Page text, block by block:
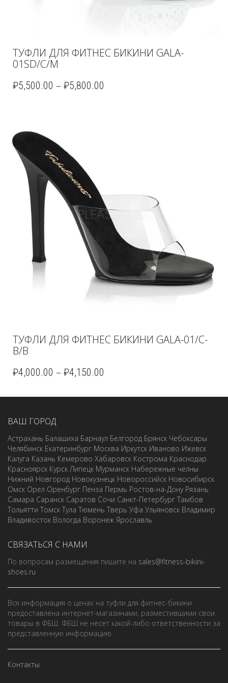
ТУФЛИ ДЛЯ ФИТНЕС БИКИНИ GALA-
01SD/C/M
₽5,500.00 – ₽5,800.00
ТУФЛИ ДЛЯ ФИТНЕС БИКИНИ GALA-01/C-
B/B
₽4,000.00 – ₽4,150.00
ВАШ ГОРОД
Астрахань Балашиха Барнаул Белгород Брянск Чебоксары
Челябинск Екатеринбург Москва Иркутск Иваново Ижевск
Калуга Казань Кемерово Хабаровск Кострома Краснодар
Красноярск Курск Липецк Мурманск Набережные челны
Нижний Новгород Новокузнецк Новороссийск Новосибирск
Омск Орел Оренбург Пенза Пермь Ростов-на-Дону Рязань
Самара Саранск Саратов Сочи Санкт-Петербург Тамбов
Тольятти Томск Тула Тюмень Тверь Уфа Ульяновск Владимир
Владивосток Вологда Воронеж Ярославль
СВЯЗАТЬСЯ С НАМИ
По вопросам размещения пишите на sales@fitness-bikini-
shoes.ru
Вся информация о ценах на туфли для фитнес-бикини
предоставлена интернет-магазинами, разместившими свои
товары в ФБШ. ФБШ не несет какой-либо ответственности за
представленную информацию.
Контакты